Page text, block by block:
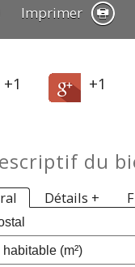
Imprimer
+1 +1
du
Détails +
(m²)